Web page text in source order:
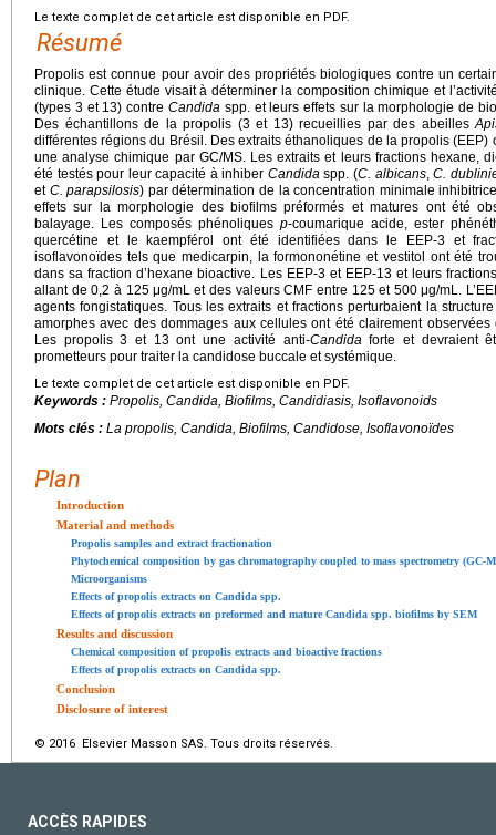
Le texte complet de cet article est disponible en PDF.
Résumé
Propolis est connue pour avoir des propriétés biologiques contre un
clinique. Cette étude visait à déterminer la composition chimique et
(types 3 et 13) contre Candidaspp. et leurs effets sur la morphologie de
Des échantillons de la propolis (3 et 13) recueillies par des abeilles
différentes régions du Brésil. Des extraits éthanoliques de la propolis (EEP)
une analyse chimique par GC/MS. Les extraits et leurs fractions hexane,
été testés pour leur capacité à inhiber Candidaspp. (C. albicans,C.
et C. parapsilosis) par détermination de la concentration minimale
effets sur la morphologie des biofilms préformés et matures ont été
balayage. Les composés phénoliques p-coumarique acide, ester
quercétine et le kaempférol ont été identifiées dans le EEP-3 et
isoflavonoïdes tels que medicarpin, la formononétine et vestitol ont été
dans sa fraction d’hexane bioactive. Les EEP-3 et EEP-13 et leurs
allant de 0,2 à 125 μg/mL et des valeurs CMF entre 125 et 500 μg/mL.
agents fongistatiques. Tous les extraits et fractions perturbaient la
amorphes avec des dommages aux cellules ont été clairement
Les propolis 3 et 13 ont une activité anti-Candidaforte et devraient
prometteurs pour traiter la candidose buccale et systémique.
Le texte complet de cet article est disponible en PDF.
Keywords : Propolis, Candida, Biofilms, Candidiasis, Isoflavonoids
Mots clés : La propolis, Candida, Biofilms, Candidose, Isoflavonoïdes
Plan
Introduction
Material and methods
Propolis samples and extract fractionation
Phytochemical composition by gas chromatography coupled to mass spectrometry (GC-
Microorganisms
Effects of propolis extracts on Candida spp.
Effects of propolis extracts on preformed and mature Candida spp. biofilms by SEM
Results and discussion
Chemical composition of propolis extracts and bioactive fractions
Effects of propolis extracts on Candida spp.
Conclusion
Disclosure of interest
© 2016 Elsevier Masson SAS. Tous droits réservés.
ACCÈS RAPIDES